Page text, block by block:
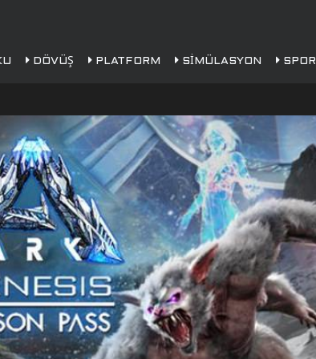
DÖVÜŞ PLATFORM SIMÜLASYON SPOR